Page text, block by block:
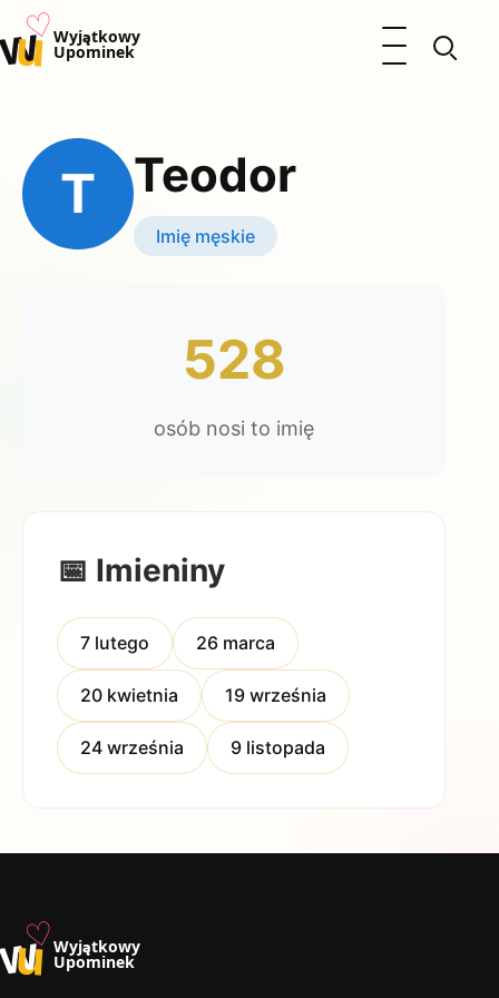
u♡Wyjątkowy
Upominek
Otwórz menu
Kalendarz Imienin
Kobieta
Okazje
Katalog prezentów
T Teodor
Imię męskie
528
osób nosi to imię
📅 Imieniny
7 lutego 26 marca
20 kwietnia 19 września
24 września 9 listopada
u♡Wyjątkowy
Upominek